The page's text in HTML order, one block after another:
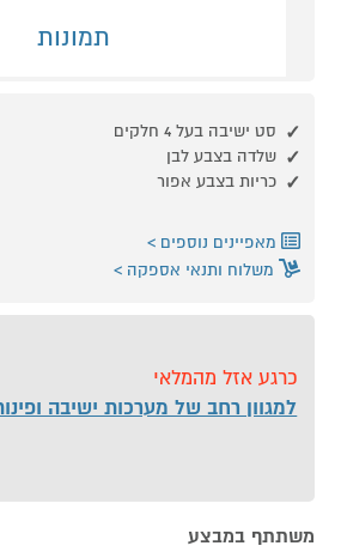
תמונות
סט ישיבה בעל 4 חלקים
שלדה בצבע לבן
כריות בצבע אפור
מאפיינים נוספים
משלוח ותנאי אספקה
כרגע אזל מהמלאי
למגוון רחב של מערכות ישיבה
משתתף במבצע